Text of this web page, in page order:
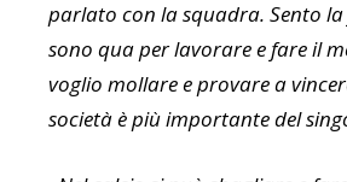
parlato con la squadra. Sento
sono qua per lavorare e fare il
voglio mollare e provare a
società è più importante del